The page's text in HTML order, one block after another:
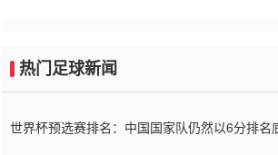
热门足球新闻
世界杯预选赛排名：中国国家队仍然以6分排名